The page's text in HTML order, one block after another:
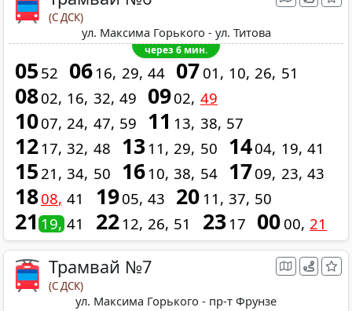
(С ДСК)
ул. Максима Горького - ул. Титова
через 6 мин.
05 52 06 16 29 44 07 01 10 26 51
0802 16 32 49 0902 49
1007 24 47 59 11 13 38 57
12 17 32 48 13 11 29 50 1404 19 41
1521 34 50 16 10 38 54 1709 23 43
1808 41 1905 43 20 11 37 50
21 19 41 22 12 26 51 23 17 00 00 21
Трамвай №7
(С ДСК)
ул. Максима Горького - пр-т Фрунзе